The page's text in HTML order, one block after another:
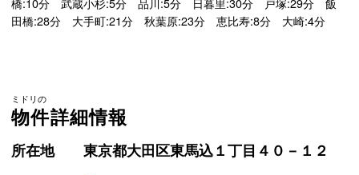
田橋:28分 大手町:21分 秋葉原:23分 恵比寿:8分 大崎:4分
ミドリの
物件詳細情報
所在地
東京都大田区東馬込１丁目４０－１２